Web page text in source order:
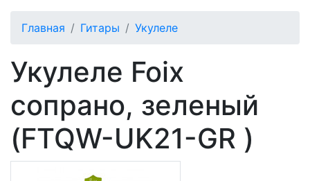
Главная Гитары Укулеле
Укулеле Foix
сопрано, зеленый
(FTQW-UK21-GR )